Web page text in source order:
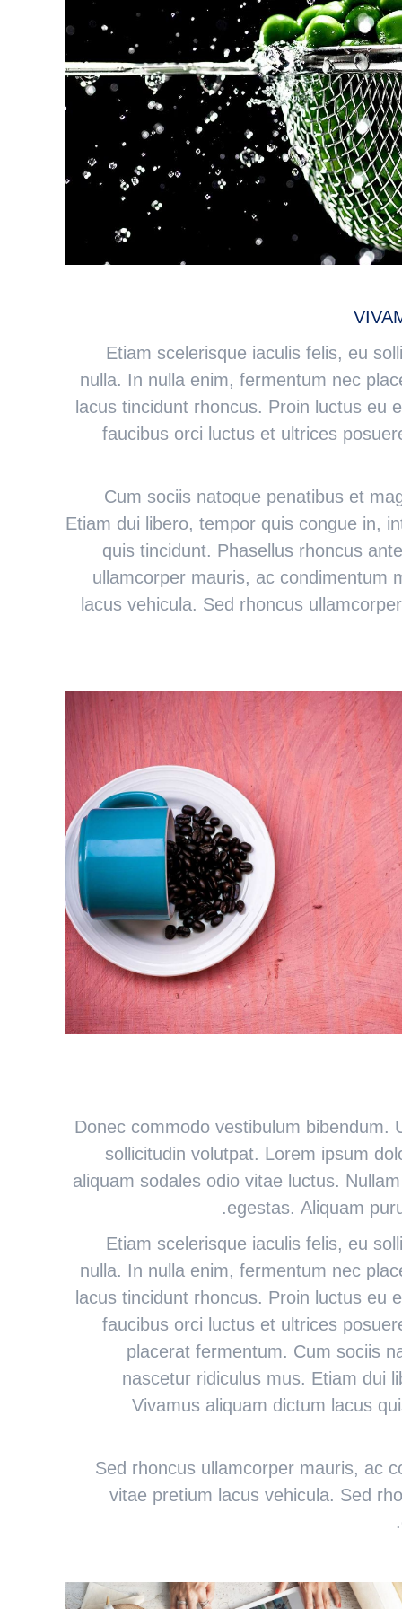
Etiam scelerisque iaculis felis, eu
nulla. In nulla enim, fermentum nec
lacus tincidunt rhoncus. Proin luctus eu
faucibus orci luctus et ultrices
Cum sociis natoque penatibus et
Etiam dui libero, tempor quis congue in,
quis tincidunt. Phasellus rhoncus
ullamcorper mauris, ac condimentum
lacus vehicula. Sed rhoncus
Donec commodo vestibulum
sollicitudin volutpat. Lorem ipsum
aliquam sodales odio vitae luctus.
egestas. Aliquam
Etiam scelerisque iaculis felis, eu
nulla. In nulla enim, fermentum nec
lacus tincidunt rhoncus. Proin luctus eu
faucibus orci luctus et ultrices
placerat fermentum. Cum sociis
nascetur ridiculus mus. Etiam dui
Vivamus aliquam dictum lacus
Sed rhoncus ullamcorper mauris, ac
vitae pretium lacus vehicula. Sed